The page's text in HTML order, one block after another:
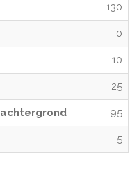
130
0
10
25
95
5